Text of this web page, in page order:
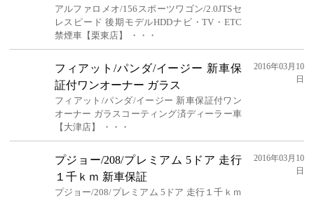
アルファロメオ/156スポーツワゴン/2.0JTSセ
レスピード 後期モデルHDDナビ・TV・ETC
禁煙車【栗東店】 ・・・
フィアット/パンダ/イージー 新車保
証付ワンオーナー ガラス
フィアット/パンダ/イージー 新車保証付ワン
オーナー ガラスコーティング済ディーラー車
【大津店】 ・・・
2016年03月10
日
プジョー/208/プレミアム 5ドア 走行
１千ｋｍ 新車保証
プジョー/208/プレミアム 5ドア 走行１千ｋｍ
2016年03月10
日